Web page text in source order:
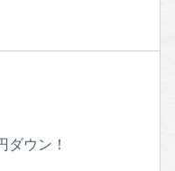
ウン！